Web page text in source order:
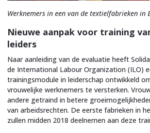
Werknemers in een van de textielfabrieken in
Nieuwe aanpak voor training
leiders
Naar aanleiding van de evaluatie heeft
de International Labour Organization (ILO)
trainingsmodule in leiderschap ontwikkeld
vrouwelijke werknemers te versterken.
andere getraind in betere
van arbeidsrechten. De eerste fabrieken in
zullen midden 2018 deelnemen aan deze